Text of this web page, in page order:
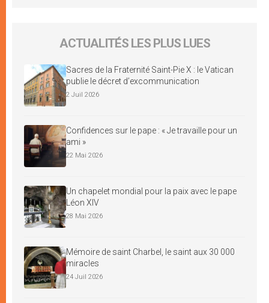
ACTUALITÉS LES PLUS LUES
Sacres de la Fraternité Saint-Pie X : le Vatican
publie le décret d’excommunication
2 Juil 2026
Confidences sur le pape : « Je travaille pour un
ami »
22 Mai 2026
Un chapelet mondial pour la paix avec le pape
Léon XIV
28 Mai 2026
Mémoire de saint Charbel, le saint aux 30 000
miracles
24 Juil 2026